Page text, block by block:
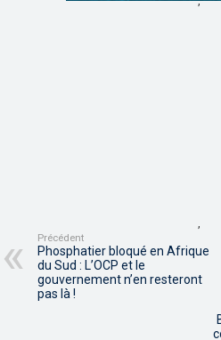
,
Précédent
Phosphatier bloqué en Afrique
du Sud : L’OCP et le
gouvernement n’en resteront
pas là !